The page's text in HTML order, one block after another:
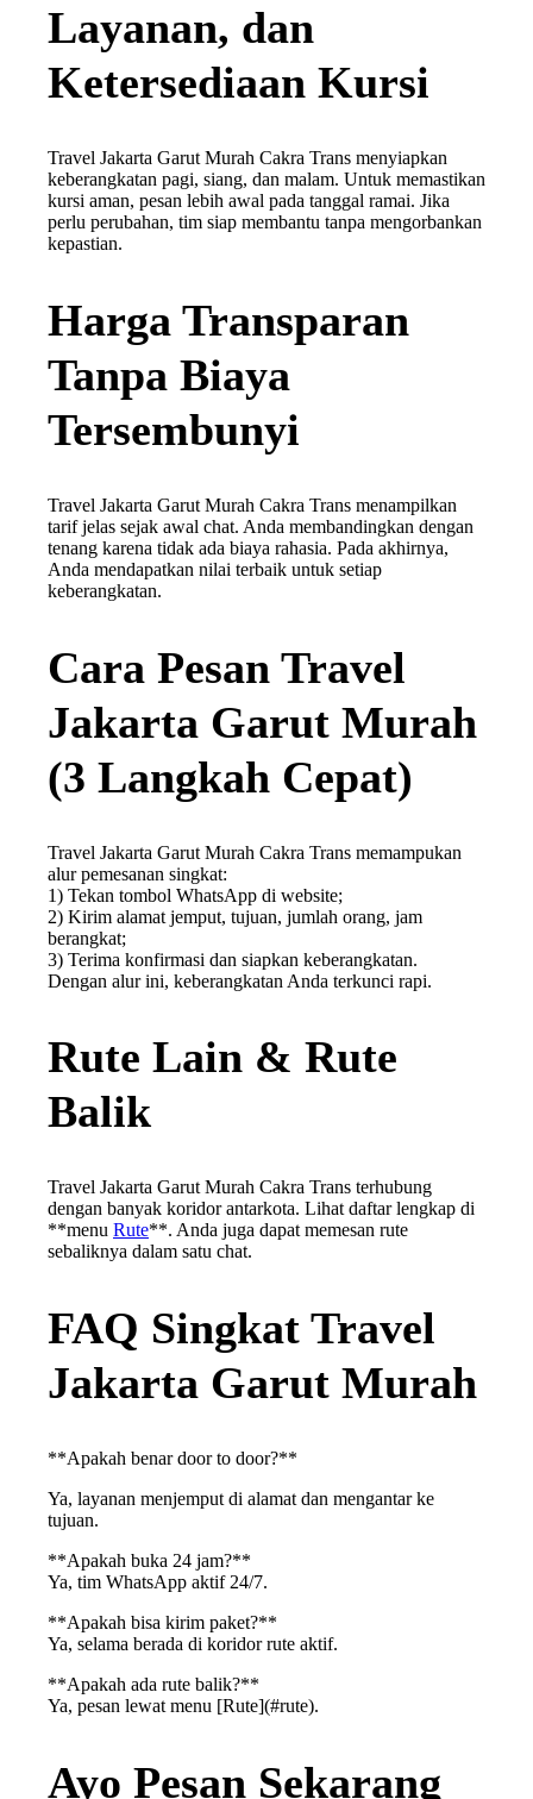
Layanan, dan
Ketersediaan Kursi
Travel Jakarta Garut Murah Cakra Trans menyiapkan
keberangkatan pagi, siang, dan malam. Untuk memastikan
kursi aman, pesan lebih awal pada tanggal ramai. Jika
perlu perubahan, tim siap membantu tanpa mengorbankan
kepastian.
Harga Transparan
Tanpa Biaya
Tersembunyi
Travel Jakarta Garut Murah Cakra Trans menampilkan
tarif jelas sejak awal chat. Anda membandingkan dengan
tenang karena tidak ada biaya rahasia. Pada akhirnya,
Anda mendapatkan nilai terbaik untuk setiap
keberangkatan.
Cara Pesan Travel
Jakarta Garut Murah
(3 Langkah Cepat)
Travel Jakarta Garut Murah Cakra Trans memampukan
alur pemesanan singkat:
1) Tekan tombol WhatsApp di website;
2) Kirim alamat jemput, tujuan, jumlah orang, jam
berangkat;
3) Terima konfirmasi dan siapkan keberangkatan.
Dengan alur ini, keberangkatan Anda terkunci rapi.
Rute Lain & Rute
Balik
Travel Jakarta Garut Murah Cakra Trans terhubung
dengan banyak koridor antarkota. Lihat daftar lengkap di
**menu Rute**. Anda juga dapat memesan rute
sebaliknya dalam satu chat.
FAQ Singkat Travel
Jakarta Garut Murah
**Apakah benar door to door?**
Ya, layanan menjemput di alamat dan mengantar ke
tujuan.
**Apakah buka 24 jam?**
Ya, tim WhatsApp aktif 24/7.
**Apakah bisa kirim paket?**
Ya, selama berada di koridor rute aktif.
**Apakah ada rute balik?**
Ya, pesan lewat menu [Rute](#rute).
Ayo Pesan Sekarang